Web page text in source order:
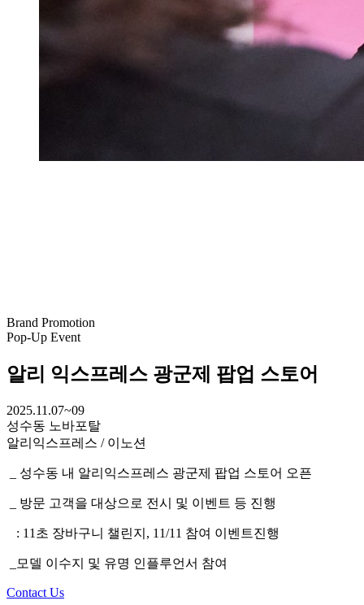
Brand Promotion
Pop-Up Event
알리 익스프레스 광군제 팝업 스토어
2025.11.07~09
성수동 노바포탈
알리익스프레스 / 이노션
_ 성수동 내 알리익스프레스 광군제 팝업 스토어 오픈
_ 방문 고객을 대상으로 전시 및 이벤트 등 진행
: 11초 장바구니 챌린지, 11/11 참여 이벤트진행
_모델 이수지 및 유명 인플루언서 참여
Contact Us